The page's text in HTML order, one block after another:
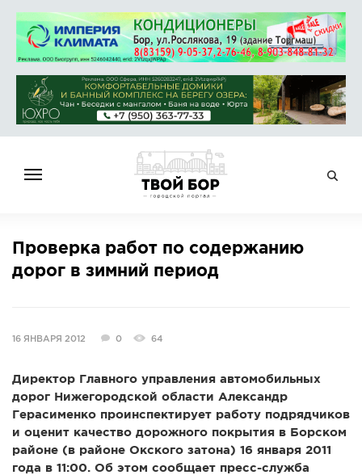
НОВОСТИ
СПРАВОЧНИК
СПРАВКА
КОНКУРСЫ
СТАТЬИ
Проверка работ по содержанию
дорог в зимний период
16 ЯНВАРЯ 2012 0 64
Директор Главного управления автомобильных
дорог Нижегородской области Александр
Герасименко проинспектирует работу подрядчиков
и оценит качество дорожного покрытия в Борском
районе (в районе Окского затона) 16 января 2011
года в 11:00. Об этом сообщает пресс-служба